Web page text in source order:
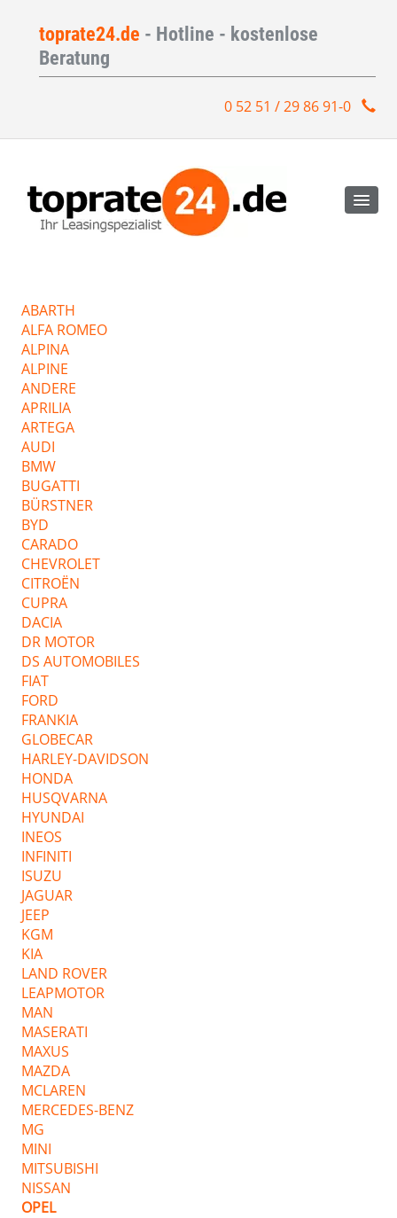
toprate24.de - Hotline - kostenlose
Beratung
0 52 51 / 29 86 91-0
ABARTH
ALFA ROMEO
ALPINA
ALPINE
ANDERE
APRILIA
ARTEGA
AUDI
BMW
BUGATTI
BÜRSTNER
BYD
CARADO
CHEVROLET
CITROËN
CUPRA
DACIA
DR MOTOR
DS AUTOMOBILES
FIAT
FORD
FRANKIA
GLOBECAR
HARLEY-DAVIDSON
HONDA
HUSQVARNA
HYUNDAI
INEOS
INFINITI
ISUZU
JAGUAR
JEEP
KGM
KIA
LAND ROVER
LEAPMOTOR
MAN
MASERATI
MAXUS
MAZDA
MCLAREN
MERCEDES-BENZ
MG
MINI
MITSUBISHI
NISSAN
OPEL